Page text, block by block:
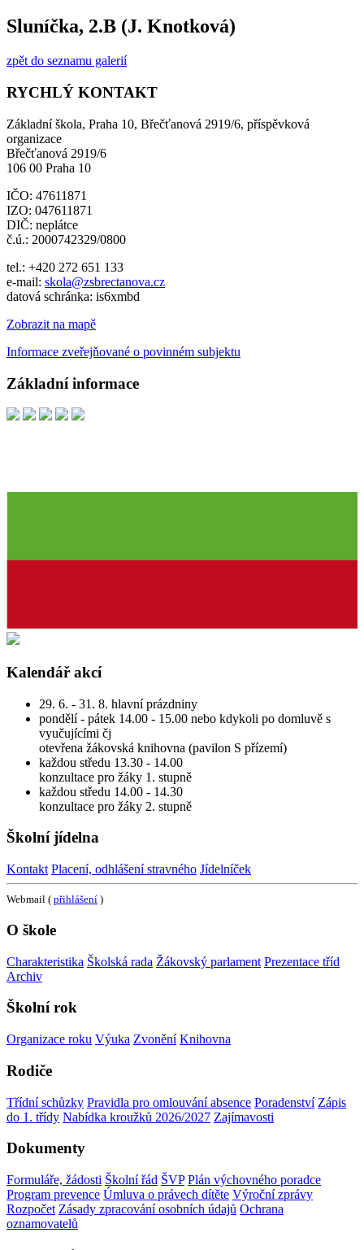
Sluníčka, 2.B (J. Knotková)
zpět do seznamu galerií
RYCHLÝ KONTAKT
Základní škola, Praha 10, Břečťanová 2919/6, příspěvková
organizace
Břečťanová 2919/6
106 00 Praha 10
IČO: 47611871
IZO: 047611871
DIČ: neplátce
č.ú.: 2000742329/0800
tel.: +420 272 651 133
e-mail: skola@zsbrectanova.cz
datová schránka: is6xmbd
Zobrazit na mapě
Informace zveřejňované o povinném subjektu
Základní informace
Kalendář akcí
29. 6. - 31. 8. hlavní prázdniny
pondělí - pátek 14.00 - 15.00 nebo kdykoli po domluvě s
vyučujícími čj
otevřena žákovská knihovna (pavilon S přízemí)
každou středu 13.30 - 14.00
konzultace pro žáky 1. stupně
každou středu 14.00 - 14.30
konzultace pro žáky 2. stupně
Školní jídelna
Kontakt Placení, odhlášení stravného Jídelníček
Webmail ( přihlášení )
O škole
Charakteristika Školská rada Žákovský parlament Prezentace tříd
Archiv
Školní rok
Organizace roku Výuka Zvonění Knihovna
Rodiče
Třídní schůzky Pravidla pro omlouvání absence Poradenství Zápis
do 1. třídy Nabídka kroužků 2026/2027 Zajímavosti
Dokumenty
Formuláře, žádosti Školní řád ŠVP Plán výchovného poradce
Program prevence Úmluva o právech dítěte Výroční zprávy
Rozpočet Zásady zpracování osobních údajů Ochrana
oznamovatelů